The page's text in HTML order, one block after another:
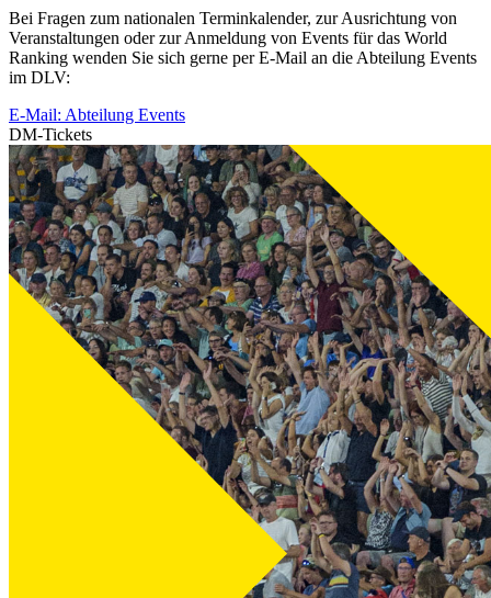
Bei Fragen zum nationalen Terminkalender, zur Ausrichtung von
Veranstaltungen oder zur Anmeldung von Events für das World
Ranking wenden Sie sich gerne per E-Mail an die Abteilung Events
im DLV:
E-Mail: Abteilung Events
DM-Tickets